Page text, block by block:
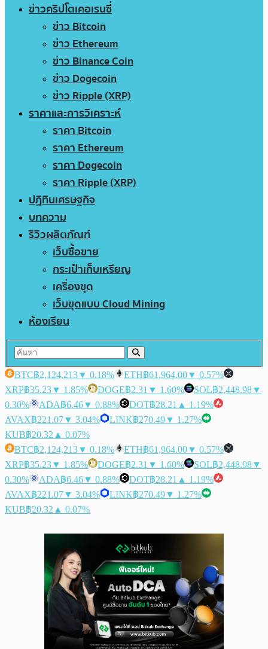
ข่าวคริปโตเคอเรนซี่
ข่าว Bitcoin
ข่าว Ethereum
ข่าว Binance Coin
ข่าว Dogecoin
ข่าว Ripple (XRP)
ราคาและการวิเคราะห์
ราคา Bitcoin
ราคา Ethereum
ราคา Dogecoin
ราคา Ripple (XRP)
ปฏิทินเศรษฐกิจ
บทความ
รีวิวผลิตภัณฑ์
เว็บซื้อขาย
กระเป๋าเก็บเหรียญ
เครื่องขุด
เว็บขุดแบบ Cloud Mining
ห้องเรียน
BTC฿2,124,213▼ 0.18% ETH฿61,964.00▼ 0.57%
XRP฿35.23▼ 1.85% DOGE฿2.31 ▼ 1.60% SOL฿2,448.98▼
0.30%
ADA฿6.46▼ 0.88% DOT฿28.21 ▲ 1.19%
AVAX฿221.07▼ 3.04% LINK฿270.49▼ 1.27%
KUB฿20.32 ▲ 0.07%
BTC฿2,124,213▼ 0.18% ETH฿61,964.00▼ 0.57%
XRP฿35.23▼ 1.85% DOGE฿2.31 ▼ 1.60% SOL฿2,448.98▼
0.30%
ADA฿6.46▼ 0.88% DOT฿28.21 ▲ 1.19%
AVAX฿221.07▼ 3.04% LINK฿270.49▼ 1.27%
KUB฿20.32 ▲ 0.07%